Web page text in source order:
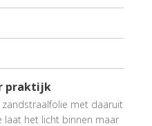
praktijk
met daaruit
laat het licht binnen maar